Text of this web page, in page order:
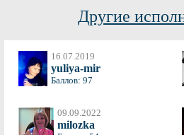
Другие
16.07.2019
yuliya-mir
Баллов: 97
09.09.2022
milozka